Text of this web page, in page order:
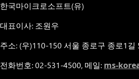
한국마이크로소프트(유)
대표이사: 조원우
주소: (우)110-150 서울 종로구 종로1
전화번호: 02-531-4500, 메일: ms-